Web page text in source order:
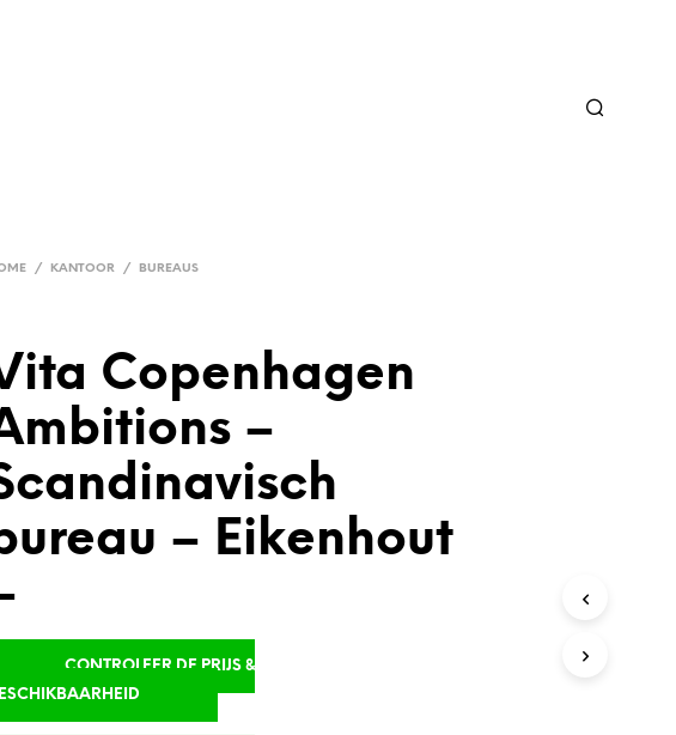
/ KANTOOR / BUREAUS
Copenhagen
–
– Eikenhout
CONTROLEER DE PRIJS &